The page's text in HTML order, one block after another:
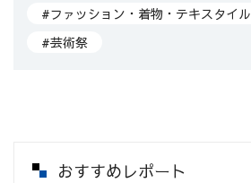
#ファッション・着物・テキスタイル
#芸術祭
おすすめレポート